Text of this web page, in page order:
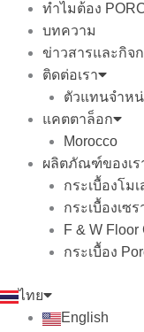
ทำไมต้อง
บทความ
ข่าวสารและกิจ
ติดต่อเรา
ตัวแทนจำห
แคตตาล็อก
Morocco
ผลิตภัณฑ์ของเร
กระเบื้องโม
กระเบื้องเซ
F & W Floor
กระเบื้อง
ไทย
English